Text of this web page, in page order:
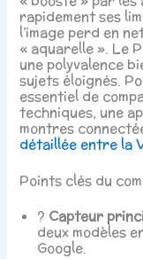
rapidement ses
l’image perd en
« aquarelle ». Le
une polyvalence
sujets éloignés.
essentiel de
techniques, une
montres
détaillée entre la
Points clés du
? Capteur
deux modèles
Google.